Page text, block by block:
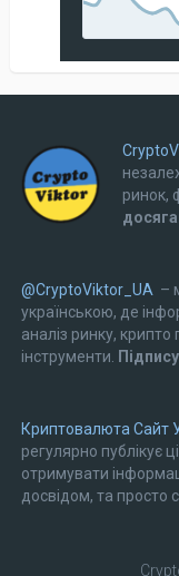
ринок,
@CryptoViktor_UA–
українською, де
аналіз ринку, крипто
інструменти.
Криптовалюта Cайт
регулярно публікує
отримувати
досвідом, та просто